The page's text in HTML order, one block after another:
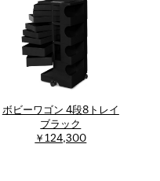
ボビーワゴン 4段8トレイ
ブラック
￥124,300